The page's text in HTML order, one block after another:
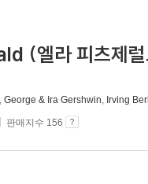
(엘라 피츠제
, George & Ira Gershwin, Irving
판매지수 156